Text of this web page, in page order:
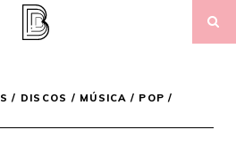
/ DISCOS / MÚSICA / POP /